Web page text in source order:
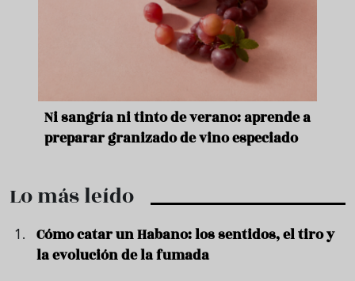
Ni sangría ni tinto de verano: aprende a
preparar granizado de vino especiado
Lo más leído
Cómo catar un Habano: los sentidos, el tiro y
la evolución de la fumada